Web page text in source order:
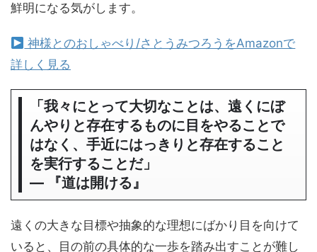
鮮明になる気がします。
神様とのおしゃべり/さとうみつろうをAmazonで
詳しく見る
「我々にとって大切なことは、遠くにぼ
んやりと存在するものに目をやることで
はなく、手近にはっきりと存在すること
を実行することだ」
― 『道は開ける』
遠くの大きな目標や抽象的な理想にばかり目を向けて
いると、目の前の具体的な一歩を踏み出すことが難し